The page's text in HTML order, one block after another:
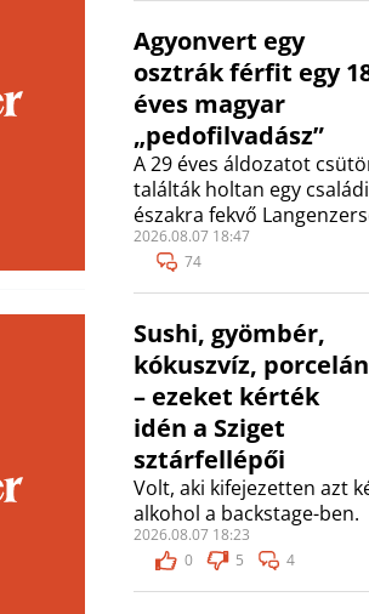
Agyonvert egy
osztrák férfit egy
éves magyar
„pedofilvadász”
A 29 éves áldozatot
találták holtan egy
északra fekvő
2026.08.07 18:47
74
Sushi, gyömbér,
kókuszvíz, porcelán
– ezeket kérték
idén a Sziget
sztárfellépői
Volt, aki kifejezetten azt
alkohol a backstage-ben.
2026.08.07 18:23
0
5 4